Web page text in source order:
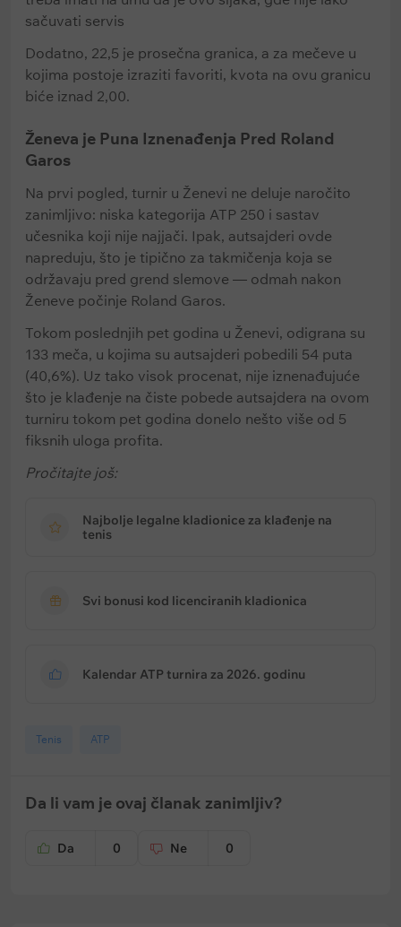
sačuvati servis
Dodatno, 22,5 je prosečna granica, a za mečeve u
kojima postoje izraziti favoriti, kvota na ovu granicu
biće iznad 2,00.
Ženeva je Puna Iznenađenja Pred Roland
Garos
Na prvi pogled, turnir u Ženevi ne deluje naročito
zanimljivo: niska kategorija ATP 250 i sastav
učesnika koji nije najjači. Ipak, autsajderi ovde
napreduju, što je tipično za takmičenja koja se
održavaju pred grend slemove — odmah nakon
Ženeve počinje Roland Garos.
Tokom poslednjih pet godina u Ženevi, odigrana su
133 meča, u kojima su autsajderi pobedili 54 puta
(40,6%). Uz tako visok procenat, nije iznenađujuće
što je klađenje na čiste pobede autsajdera na ovom
turniru tokom pet godina donelo nešto više od 5
fiksnih uloga profita.
Pročitajte još:
Najbolje legalne kladionice za klađenje na
tenis
Svi bonusi kod licenciranih kladionica
Kalendar ATP turnira za 2026. godinu
Tenis ATP
Da li vam je ovaj članak zanimljiv?
Da 0 Ne 0